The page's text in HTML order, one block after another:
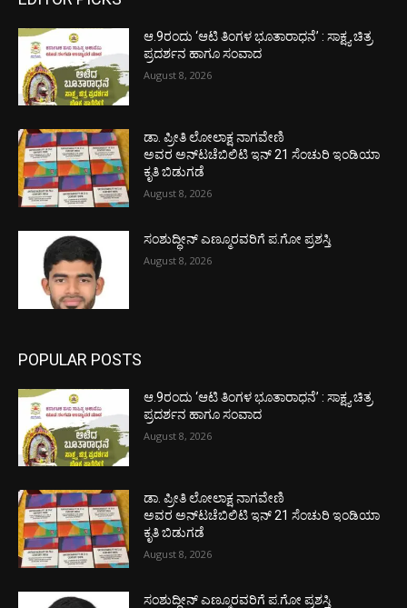
ಆ.9ರಂದು ‘ಆಟಿ ತಿಂಗಳ ಭೂತಾರಾಧನೆ’ : ಸಾಕ್ಷ್ಯ ಚಿತ್ರ
ಪ್ರದರ್ಶನ ಹಾಗೂ ಸಂವಾದ
August 8, 2026
ಡಾ. ಪ್ರೀತಿ ಲೋಲಾಕ್ಷ ನಾಗವೇಣಿ
ಅವರ ಅನ್‌ಟಚೆಬಿಲಿಟಿ ಇನ್ 21 ಸೆಂಚುರಿ ಇಂಡಿಯಾ
ಕೃತಿ ಬಿಡುಗಡೆ
August 8, 2026
ಸಂಶುದ್ಧೀನ್ ಎಣ್ಮೂರವರಿಗೆ ಪ.ಗೋ ಪ್ರಶಸ್ತಿ
August 8, 2026
POPULAR POSTS
ಆ.9ರಂದು ‘ಆಟಿ ತಿಂಗಳ ಭೂತಾರಾಧನೆ’ : ಸಾಕ್ಷ್ಯ ಚಿತ್ರ
ಪ್ರದರ್ಶನ ಹಾಗೂ ಸಂವಾದ
August 8, 2026
ಡಾ. ಪ್ರೀತಿ ಲೋಲಾಕ್ಷ ನಾಗವೇಣಿ
ಅವರ ಅನ್‌ಟಚೆಬಿಲಿಟಿ ಇನ್ 21 ಸೆಂಚುರಿ ಇಂಡಿಯಾ
ಕೃತಿ ಬಿಡುಗಡೆ
August 8, 2026
ಸಂಶುದ್ಧೀನ್ ಎಣ್ಮೂರವರಿಗೆ ಪ.ಗೋ ಪ್ರಶಸ್ತಿ